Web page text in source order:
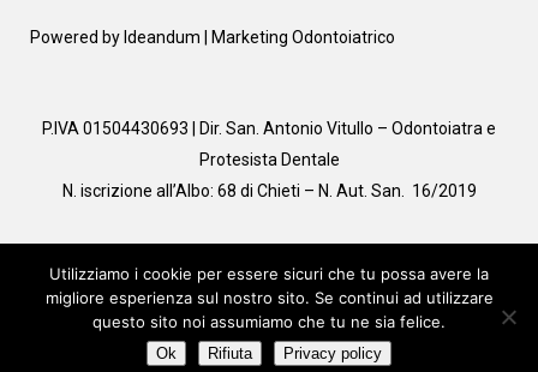
Powered by Ideandum | Marketing Odontoiatrico
P.IVA 01504430693 | Dir. San. Antonio Vitullo – Odontoiatra e
Protesista Dentale
N. iscrizione all’Albo: 68 di Chieti – N. Aut. San. 16/2019
TROVADENTISTI
Utilizziamo i cookie per essere sicuri che tu possa avere la
migliore esperienza sul nostro sito. Se continui ad utilizzare
questo sito noi assumiamo che tu ne sia felice.
Ok Rifiuta Privacy policy